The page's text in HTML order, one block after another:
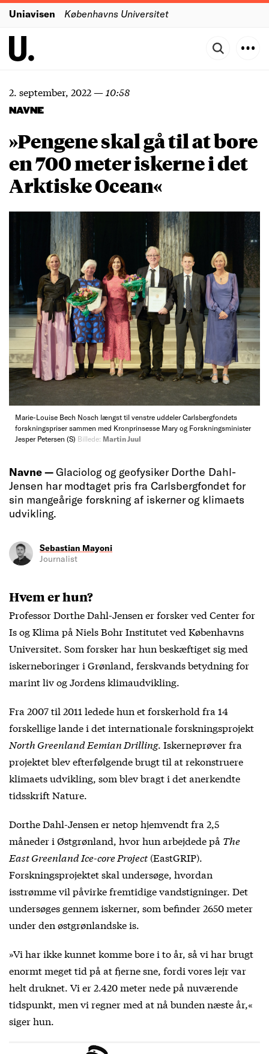
Uniavisen Københavns Universitet
2. september, 2022— 10:58
NAVNE
»Pengene skal gå til at bore
en 700 meter iskerne i det
Arktiske Ocean«
Marie-Louise Bech Nosch længst til venstre uddeler Carlsbergfondets
forskningspriser sammen med Kronprinsesse Mary og Forskningsminister
Jesper Petersen (S) Billede: Martin Juul
Navne —Glaciolog og geofysiker Dorthe Dahl-
Jensen har modtaget pris fra Carlsbergfondet for
sin mangeårige forskning af iskerner og klimaets
udvikling.
Sebastian Mayoni
Journalist
Hvem er hun?
Professor Dorthe Dahl-Jensen er forsker ved Center for
Is og Klima på Niels Bohr Institutet ved Københavns
Universitet. Som forsker har hun beskæftiget sig med
iskerneboringer i Grønland, ferskvands betydning for
marint liv og Jordens klimaudvikling.
Fra 2007 til 2011 ledede hun et forskerhold fra 14
forskellige lande i det internationale forskningsprojekt
North Greenland Eemian Drilling. Iskerneprøver fra
projektet blev efterfølgende brugt til at rekonstruere
klimaets udvikling, som blev bragt i det anerkendte
tidsskrift Nature.
Dorthe Dahl-Jensen er netop hjemvendt fra 2,5
måneder i Østgrønland, hvor hun arbejdede på The
East Greenland Ice-core Project (EastGRIP).
Forskningsprojektet skal undersøge, hvordan
isstrømme vil påvirke fremtidige vandstigninger. Det
undersøges gennem iskerner, som befinder 2650 meter
under den østgrønlandske is.
»Vi har ikke kunnet komme bore i to år, så vi har brugt
enormt meget tid på at fjerne sne, fordi vores lejr var
helt druknet. Vi er 2.420 meter nede på nuværende
tidspunkt, men vi regner med at nå bunden næste år,«
siger hun.